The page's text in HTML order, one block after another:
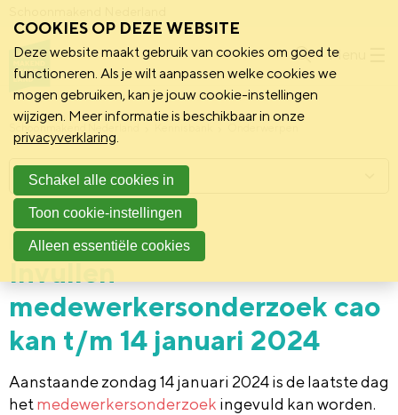
Menu
Schoonmakend Nederland
Nieuws 12 januari 2024
Invullen
medewerkersonderzoek cao
kan t/m 14 januari 2024
Aanstaande zondag 14 januari 2024 is de laatste dag
hetmedewerkersonderzoek ingevuld kan worden.
Menu
COOKIES OP DEZE WEBSITE
Deze website maakt gebruik van cookies om goed te
functioneren. Als je wilt aanpassen welke cookies we
mogen gebruiken, kan je jouw cookie-instellingen
wijzigen. Meer informatie is beschikbaar in onze
privacyverklaring.
Schakel alle cookies in
Toon cookie-instellingen
Alleen essentiële cookies